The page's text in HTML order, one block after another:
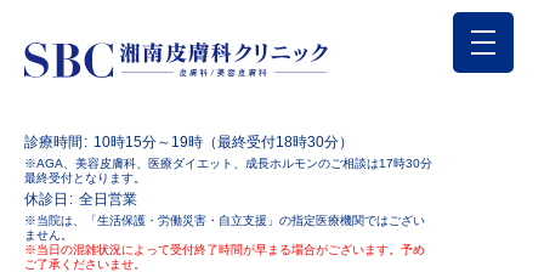
診療時間 10時15分～19時（最終受付18時30分）
※AGA、美容皮膚科、医療ダイエット、成長ホルモンのご相談は17時30分
最終受付となります。
休診日 全日営業
※当院は、「生活保護・労働災害・自立支援」の指定医療機関ではござい
ません。
※当日の混雑状況によって受付終了時間が早まる場合がございます。予め
ご了承くださいませ。